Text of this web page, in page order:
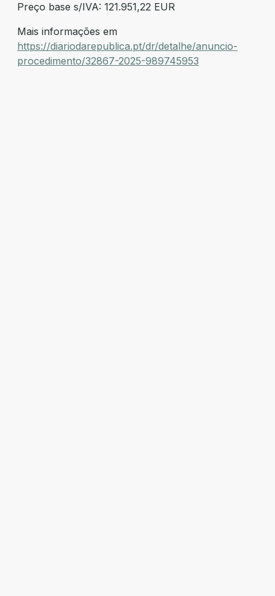
Preço base s/IVA: 121.951,22 EUR
Mais informações em
https://diariodarepublica.pt/dr/detalhe/anuncio-
procedimento/32867-2025-989745953